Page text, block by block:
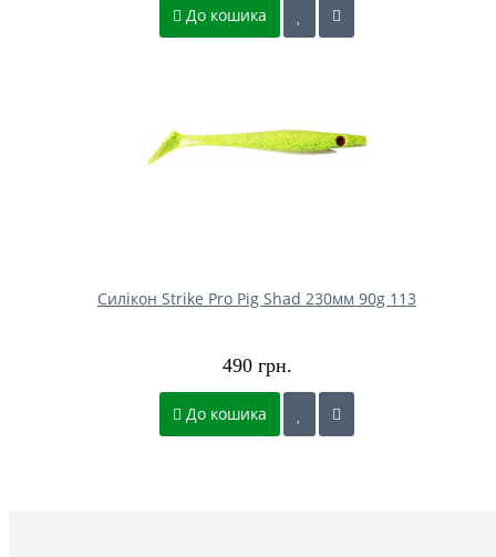
До кошика
Силікон Strike Pro Pig Shad 230мм 90g 113
490 грн.
До кошика